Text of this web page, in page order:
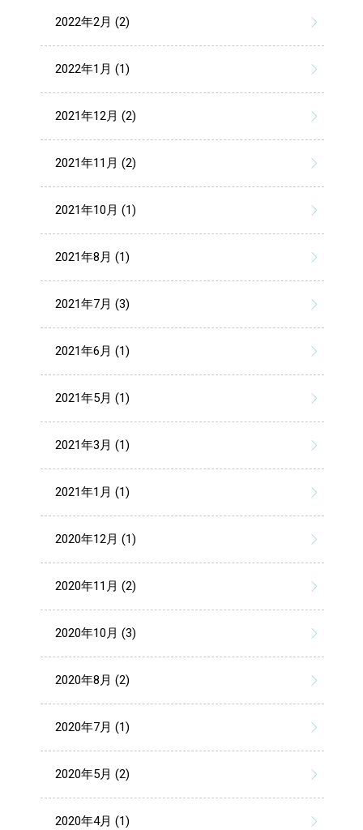
2022年2月 (2)
2022年1月 (1)
2021年12月 (2)
2021年11月 (2)
2021年10月 (1)
2021年8月 (1)
2021年7月 (3)
2021年6月 (1)
2021年5月 (1)
2021年3月 (1)
2021年1月 (1)
2020年12月 (1)
2020年11月 (2)
2020年10月 (3)
2020年8月 (2)
2020年7月 (1)
2020年5月 (2)
2020年4月 (1)